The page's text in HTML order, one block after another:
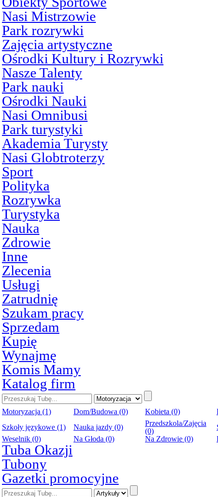
Nasi Mistrzowie
Park rozrywki
Zajęcia artystyczne
Ośrodki Kultury i Rozrywki
Nasze Talenty
Park nauki
Ośrodki Nauki
Nasi Omnibusi
Park turystyki
Akademia Turysty
Nasi Globtroterzy
Sport
Polityka
Rozrywka
Turystyka
Nauka
Zdrowie
Inne
Zlecenia
Usługi
Zatrudnię
Szukam pracy
Sprzedam
Kupię
Wynajmę
Komis Mamy
Katalog firm
Motoryzacja (1) Dom/Budowa (0) Kobieta (0)
Szkoły językowe (1)
Nauka jazdy (0)
Przedszkola/Zajęcia
(0)
Weselnik (0)
Na Głoda (0) Na Zdrowie (0)
Tuba Okazji
Tubony
Gazetki promocyjne